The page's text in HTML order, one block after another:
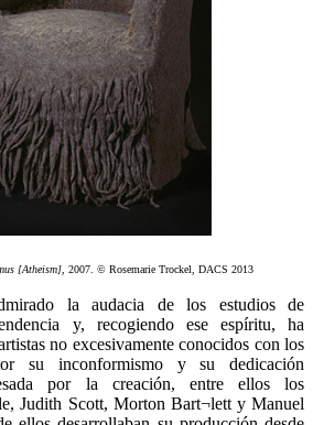
[Atheism], 2007. © Rosemarie Trockel, DACS 2013
la audacia de los estudios de
y, recogiendo ese espíritu, ha
no excesivamente conocidos con los
su inconformismo y su dedicación
por la creación, entre ellos los
Judith Scott, Morton Bart¬lett y Manuel